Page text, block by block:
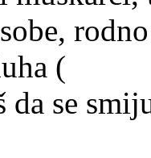
(
da se